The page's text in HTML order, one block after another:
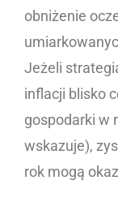
obniżenie
Jeżeli
inflacji blisko
gospodarki w
wskazuje),
rok mogą